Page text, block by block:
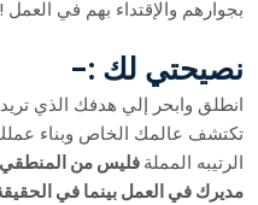
بجوارهم والإقتداء بهم في العمل
نصيحتي لك :-
انطلق وابحر إلي هدفك الذي
تكتشف عالمك الخاص وبناء
الرتيبه المملةفليس من المنطقي
مديرك في العمل بينما في